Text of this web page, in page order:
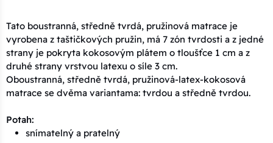
Tato boustranná, středně tvrdá, pružinová matrace je
vyrobena z taštičkových pružin, má 7 zón tvrdosti a z jedné
strany je pokryta kokosovým plátem o tloušťce 1 cm a z
druhé strany vrstvou latexu o síle 3 cm.
Oboustranná, středně tvrdá, pružinová-latex-kokosová
matrace se dvěma variantama: tvrdou a středně tvrdou.
Potah:
snímatelný a pratelný